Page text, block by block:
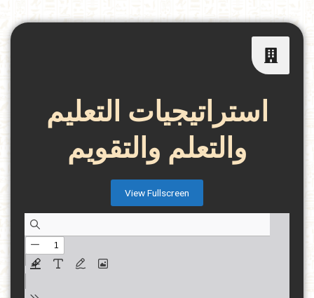
استراتيجيات التعليم
والتعلم والتقويم
View Fullscreen